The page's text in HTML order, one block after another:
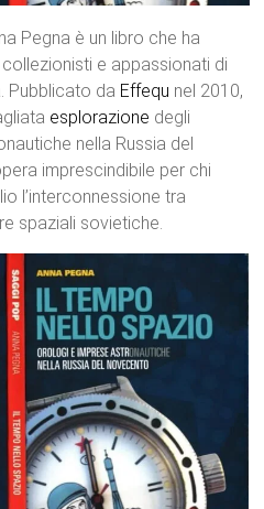
Pegna è un libro che ha
e appassionati di
Pubblicato da Effequ nel 2010,
esplorazione degli
nella Russia del
imprescindibile per chi
l’interconnessione tra
spaziali sovietiche.